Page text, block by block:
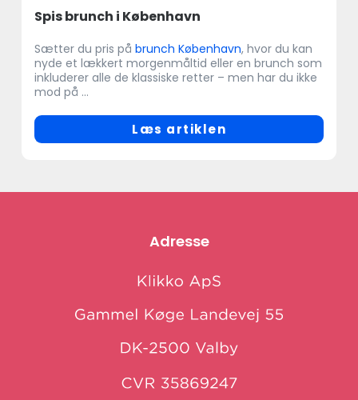
Spis brunch i København
Sætter du pris på brunch København, hvor du kan
nyde et lækkert morgenmåltid eller en brunch som
inkluderer alle de klassiske retter – men har du ikke
mod på ...
Læs artiklen
Adresse